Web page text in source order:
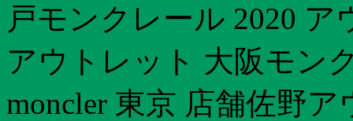
戸モンクレール 2020
アウトレット 大阪モン
moncler 東京 店舗佐野